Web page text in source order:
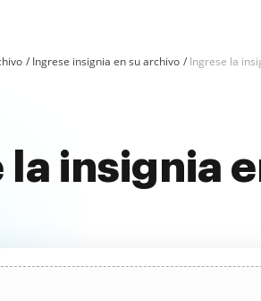
Ingrese insignia en su archivo Ingrese la
la insignia